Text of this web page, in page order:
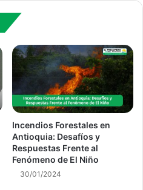
Incendios Forestales en
Antioquia: Desafíos y
Respuestas Frente al
Fenómeno de El Niño
30/01/2024